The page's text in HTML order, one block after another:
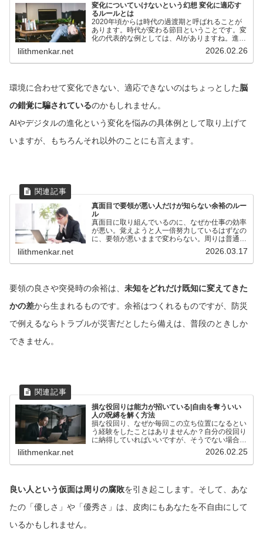
変化についていけないという幻想 変化に適応す
るルールとは
2020年頃からは時代の過渡期と呼ばれることが
あります。時代が変わる節目ということです。変
化の代表的な例としては、AIがありますね。進化
して業務の効率化に取り入れられていることも増
えてきています。身の回りでもデジタル化やAIの
使用が進んでき...
lilithmenkar.net 2026.02.26
環境に合わせて変化できない、適応できないのはちょっとした脳
の錯覚に騙されているのかもしれません。
AIやデジタルの進化という変化を悩みの具体例として取り上げて
いますが、もちろんそれ以外のことにも言えます。
真面目で要領が悪い人だけが知らない余裕のルー
ル
真面目に取り組んでいるのに、なぜか仕事の効率
が悪い。覚えようと人一倍努力しているはずなの
に、要領が悪いままで変わらない。周りは普通に
こなしているのに、自分だけが遅れているように
感じてしまうことがあります。最初は経験の差だ
と思っていても、何度...
lilithmenkar.net 2026.03.17
要領の良さや突発時の余裕は、 未知をどれだけ既知に変えてきた
かの差から生まれるものです。余裕はつくれるものですが、防災
で例えるならトラブルが災害だとしたら備えは、普段のときしか
できません。
損な役回りは能力が招いている|自由を奪ういい
人の呪縛を解く方法
損な役回り、なぜか毎回この立ち位置になるとい
う経験をしたことはありませんか？自分の役回り
に納得していればいいですが、そうでない場合は
「どうして毎回こうなるのか」そう考えてしまう
こともあるでしょう。仕事を引き受けて、周りを
助けてあげられること...
lilithmenkar.net 2026.02.25
良い人という仮面は周りの腐敗を引き起こします。そして、あな
たの「優しさ」や「優秀さ」は、皮肉にもあなたを不自由にして
いるかもしれません。